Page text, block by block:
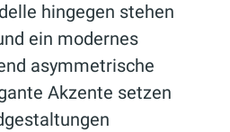
hingegen stehen
ein modernes
asymmetrische
Akzente setzen